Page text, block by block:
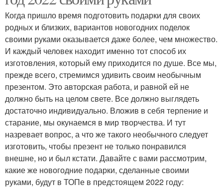
Когда пришло время подготовить подарки для своих
родных и близких, вариантов новогодних поделок
своими руками оказывается даже более, чем множество.
И каждый человек находит именно тот способ их
изготовления, который ему приходится по душе. Все мы,
прежде всего, стремимся удивить своим необычным
презентом. Это авторская работа, и равной ей не
должно быть на целом свете. Все должно выглядеть
достаточно индивидуально. Вложив в себя терпение и
старание, мы окунаемся в мир творчества. И тут
назревает вопрос, а что же такого необычного следует
изготовить, чтобы презент не только понравился
внешне, но и был кстати. Давайте с вами рассмотрим,
какие же новогодние подарки, сделанные своими
руками, будут в ТОПе в предстоящем 2022 году: